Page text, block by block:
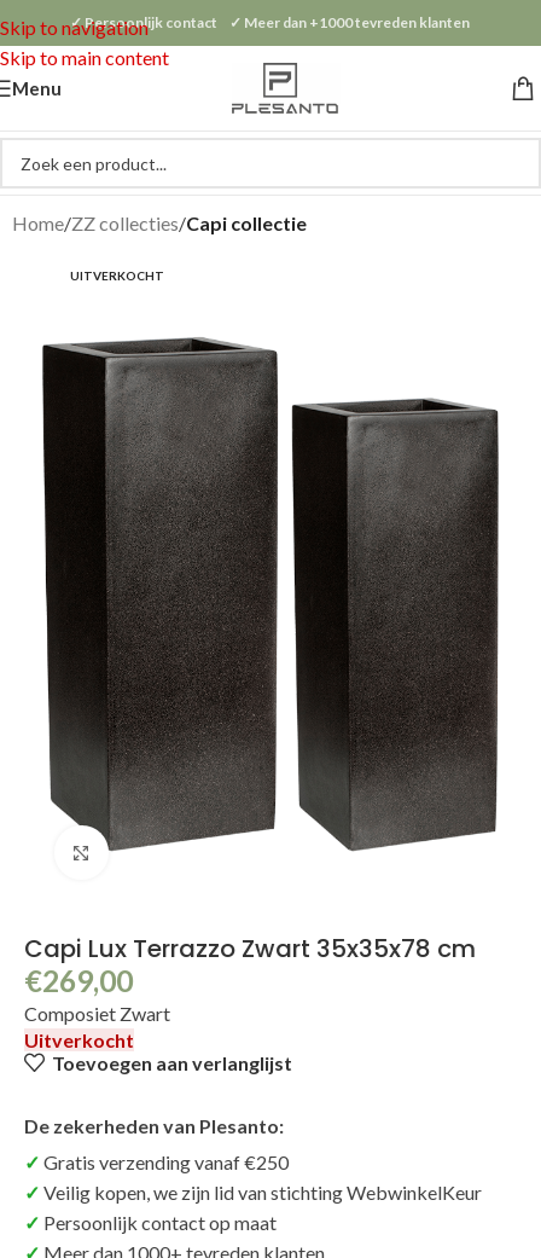
Skip to navigation
Skip to main content
✓ Persoonlijk contact ✓ Meer dan +1000 tevreden klanten
Menu
Home ZZ collecties Capi collectie
UITVERKOCHT
Klik om te vergroten
Capi Lux Terrazzo Zwart 35x35x78 cm
€269,00
Composiet Zwart
Uitverkocht
Toevoegen aan verlanglijst
De zekerheden van Plesanto:
Gratis verzending vanaf €250
Veilig kopen, we zijn lid van stichting WebwinkelKeur
Persoonlijk contact op maat
Meer dan 1000+ tevreden klanten